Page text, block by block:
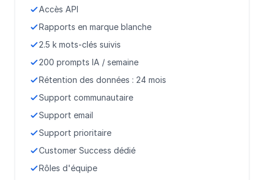
Accès API
Rapports en marque blanche
2.5 k mots-clés suivis
200 prompts IA / semaine
Rétention des données : 24 mois
Support communautaire
Support email
Support prioritaire
Customer Success dédié
Rôles d'équipe